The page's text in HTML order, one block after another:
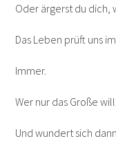
Oder ärgerst du dich,
Das Leben prüft uns
Immer.
Wer nur das Große
Und wundert sich